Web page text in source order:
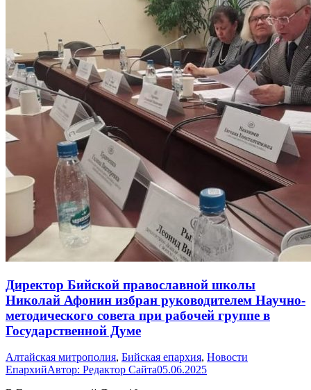
Директор Бийской православной школы
Николай Афонин избран руководителем Научно-
методического совета при рабочей группе в
Государственной Думе
Алтайская митрополия, Бийская епархия, Новости
ЕпархийАвтор: Редактор Сайта05.06.2025